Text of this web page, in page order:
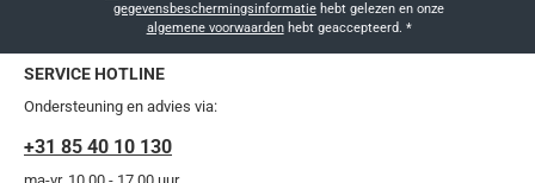
gegevensbeschermingsinformatie
algemene voorwaardenhebt geaccepteerd. *
SERVICE HOTLINE
Ondersteuning en advies via:
+31 85 40 10 130